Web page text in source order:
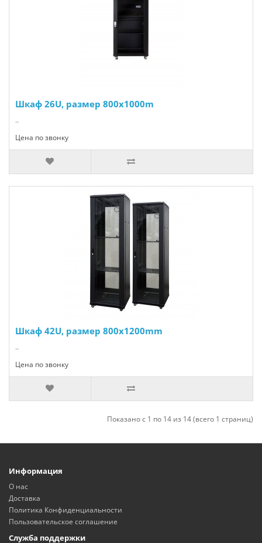
Шкаф 26U, размер 800x1000m
..
Цена по звонку
Шкаф 42U, размер 800x1200mm
..
Цена по звонку
Показано с 1 по 14 из 14 (всего 1 страниц)
Информация
О нас
Доставка
Политика Конфиденциальности
Пользовательское соглашение
Служба поддержки